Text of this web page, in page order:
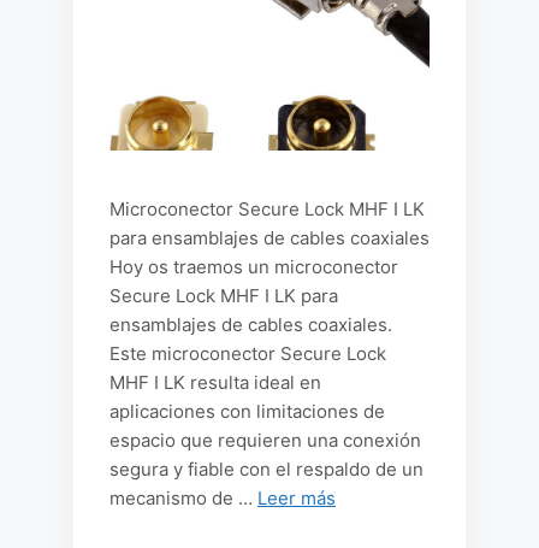
Microconector Secure Lock MHF I LK
para ensamblajes de cables coaxiales
Hoy os traemos un microconector
Secure Lock MHF I LK para
ensamblajes de cables coaxiales.
Este microconector Secure Lock
MHF I LK resulta ideal en
aplicaciones con limitaciones de
espacio que requieren una conexión
segura y fiable con el respaldo de un
mecanismo de … Leer más